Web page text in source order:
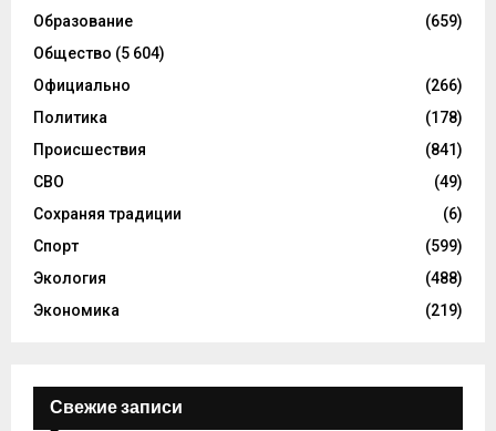
Образование
(659)
Общество (5 604)
Официально
(266)
Политика
(178)
Происшествия
(841)
СВО
(49)
Сохраняя традиции
(6)
Спорт
(599)
Экология
(488)
Экономика
(219)
Свежие записи